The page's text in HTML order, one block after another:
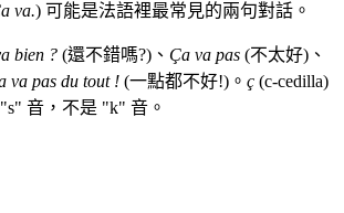
va.) 可能是法語裡最常見的兩句對話。
bien ? (還不錯嗎?)、 Ça va pas (不太好)、
va pas du tout ! (一點都不好!)。 ç (c-cedilla)
音，不是 "k" 音。